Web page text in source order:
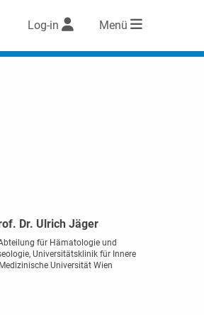
Log-in Menü
Dr. Ulrich Jäger
für Hämatologie und
Universitätsklinik für Innere
Universität Wien